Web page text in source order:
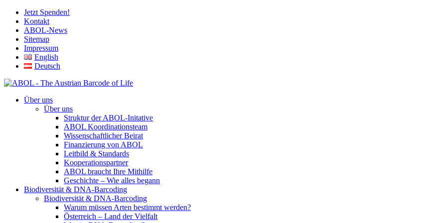
Jetzt Spenden!
Kontakt
ABOL-News
Sitemap
Impressum
English
Deutsch
Über uns
Über uns
Struktur der ABOL-Initative
ABOL Koordinationsteam
Wissenschaftlicher Beirat
Finanzierung von ABOL
Leitbild & Standards
Kooperationspartner
ABOL braucht Ihre Mithilfe
Geschichte – Wie alles begann
Biodiversität & DNA-Barcoding
Biodiversität & DNA-Barcoding
Warum müssen Arten bestimmt werden?
Österreich – Land der Vielfalt